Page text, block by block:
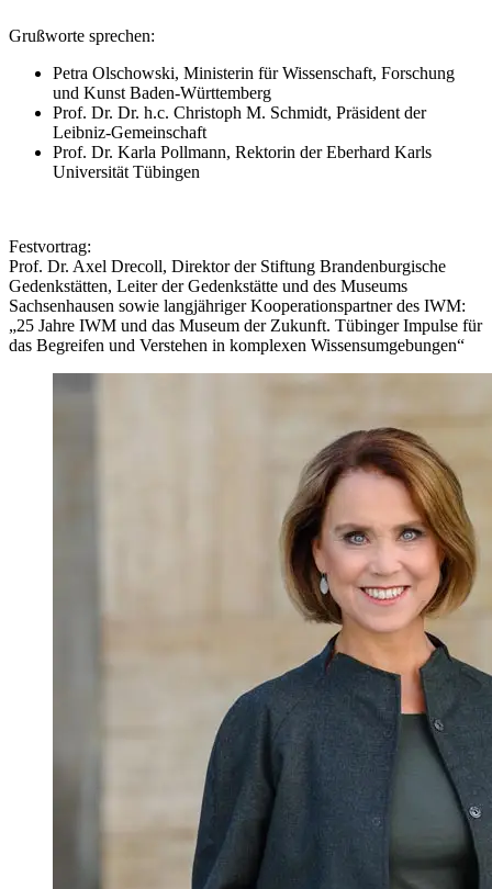
Grußworte sprechen:
Petra Olschowski, Ministerin für Wissenschaft, Forschung
und Kunst Baden-Württemberg
Prof. Dr. Dr. h.c. Christoph M. Schmidt, Präsident der
Leibniz-Gemeinschaft
Prof. Dr. Karla Pollmann, Rektorin der Eberhard Karls
Universität Tübingen
Festvortrag:
Prof. Dr. Axel Drecoll, Direktor der Stiftung Brandenburgische
Gedenkstätten, Leiter der Gedenkstätte und des Museums
Sachsenhausen sowie langjähriger Kooperationspartner des IWM:
„25 Jahre IWM und das Museum der Zukunft. Tübinger Impulse für
das Begreifen und Verstehen in komplexen Wissensumgebungen“